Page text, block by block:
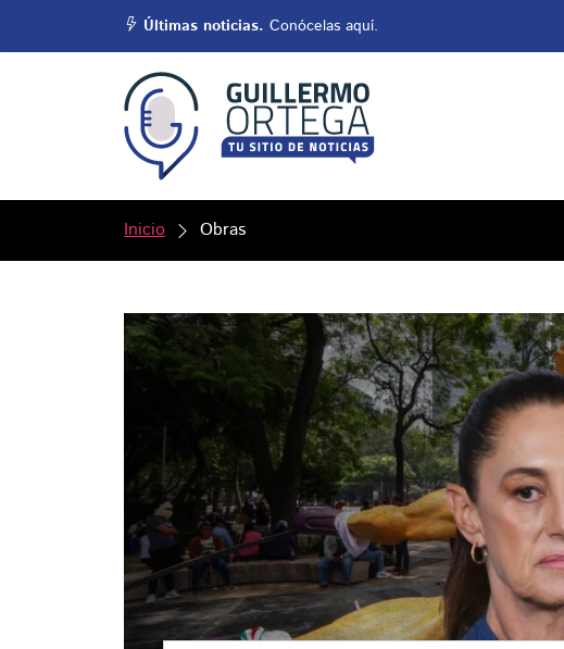
Últimas noticias. Conócelas aquí.
Inicio Obras